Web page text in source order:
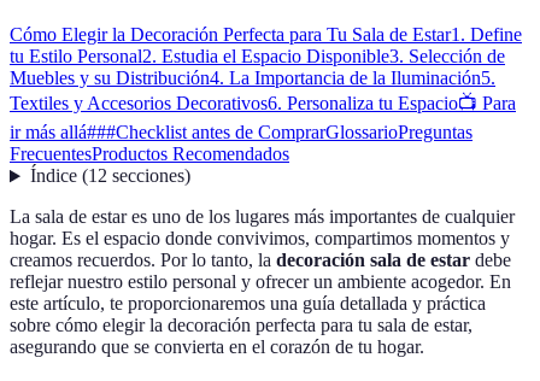
Cómo Elegir la Decoración Perfecta para Tu Sala de Estar1. Define
tu Estilo Personal2. Estudia el Espacio Disponible3. Selección de
Muebles y su Distribución4. La Importancia de la Iluminación5.
Textiles y Accesorios Decorativos6. Personaliza tu Espacio📺 Para
ir más allá###Checklist antes de ComprarGlossarioPreguntas
FrecuentesProductos Recomendados
Índice(12 secciones)
La sala de estar es uno de los lugares más importantes de cualquier
hogar. Es el espacio donde convivimos, compartimos momentos y
creamos recuerdos. Por lo tanto, la decoración sala de estar debe
reflejar nuestro estilo personal y ofrecer un ambiente acogedor. En
este artículo, te proporcionaremos una guía detallada y práctica
sobre cómo elegir la decoración perfecta para tu sala de estar,
asegurando que se convierta en el corazón de tu hogar.